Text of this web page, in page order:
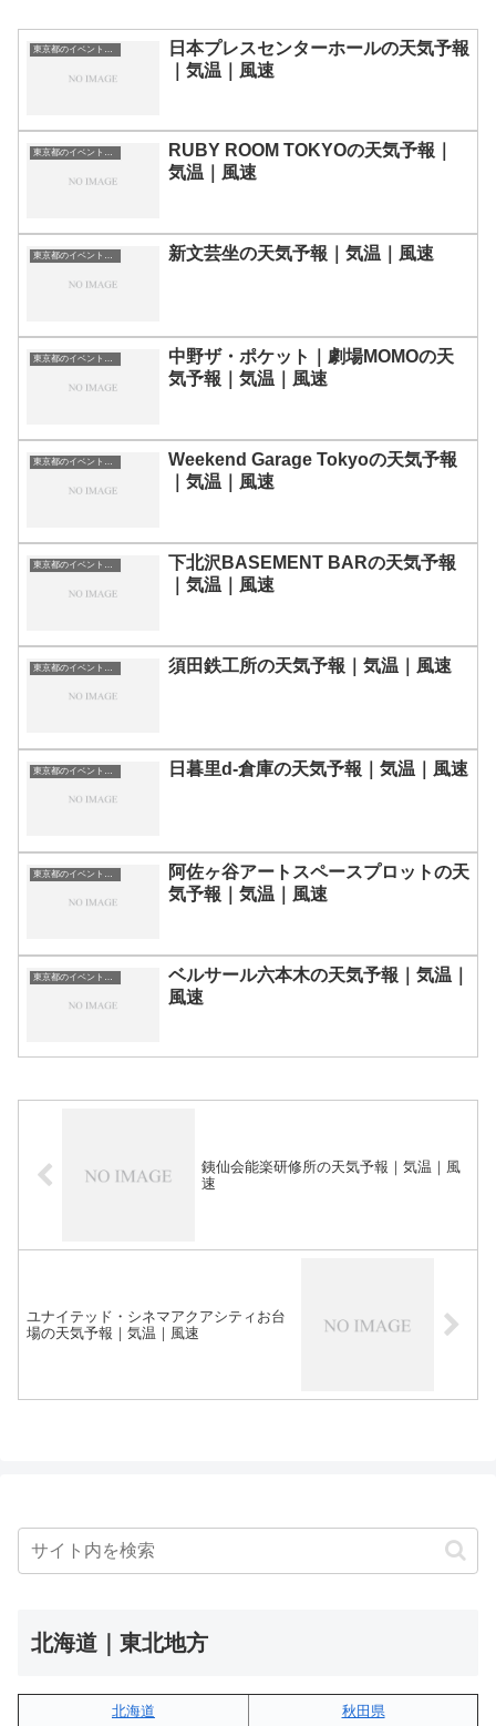
東京都のイベント会場一覧
日本プレスセンターホールの天気予報
｜気温｜風速
東京都のイベント会場一覧
RUBY ROOM TOKYOの天気予報｜
気温｜風速
東京都のイベント会場一覧 新文芸坐の天気予報｜気温｜風速
東京都のイベント会場一覧
中野ザ・ポケット｜劇場MOMOの天
気予報｜気温｜風速
東京都のイベント会場一覧
Weekend Garage Tokyoの天気予報
｜気温｜風速
東京都のイベント会場一覧
下北沢BASEMENT BARの天気予報
｜気温｜風速
東京都のイベント会場一覧 須田鉄工所の天気予報｜気温｜風速
日暮里d-倉庫の天気予報｜気温｜風速
阿佐ヶ谷アートスペースプロットの天
気予報｜気温｜風速
ベルサール六本木の天気予報｜気温｜
風速
銕仙会能楽研修所の天気予報｜気温｜風
速
ユナイテッド・シネマアクアシティお台
場の天気予報｜気温｜風速
北海道｜東北地方
北海道
秋田県